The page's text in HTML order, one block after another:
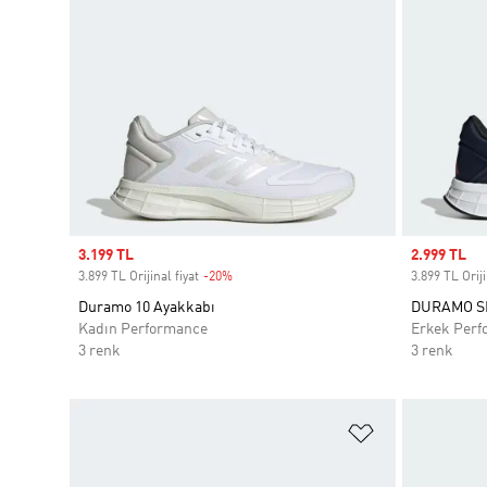
Sale price
3.199 TL
3.899 TL Orijinal fiyat -20%
Duramo 10 Ayakkabı
Kadın Performance
3 renk
Sale price
2.999 TL
3.899 TL
DURAMO
Erkek
3 renk